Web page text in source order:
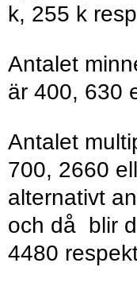
k, 255 k
Antalet
är 400, 630
Antalet
700, 2660
alternativt
och då blir
4480